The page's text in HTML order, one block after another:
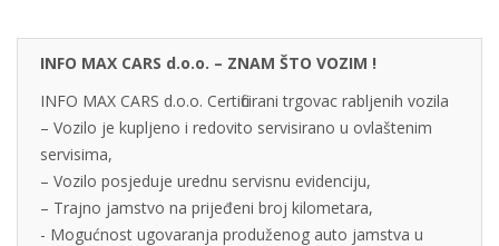
INFO MAX CARS d.o.o. – ZNAM ŠTO VOZIM !
INFO MAX CARS d.o.o. Certificirani trgovac rabljenih vozila
– Vozilo je kupljeno i redovito servisirano u ovlaštenim
servisima,
– Vozilo posjeduje urednu servisnu evidenciju,
– Trajno jamstvo na prijeđeni broj kilometara,
- Mogućnost ugovaranja produženog auto jamstva u